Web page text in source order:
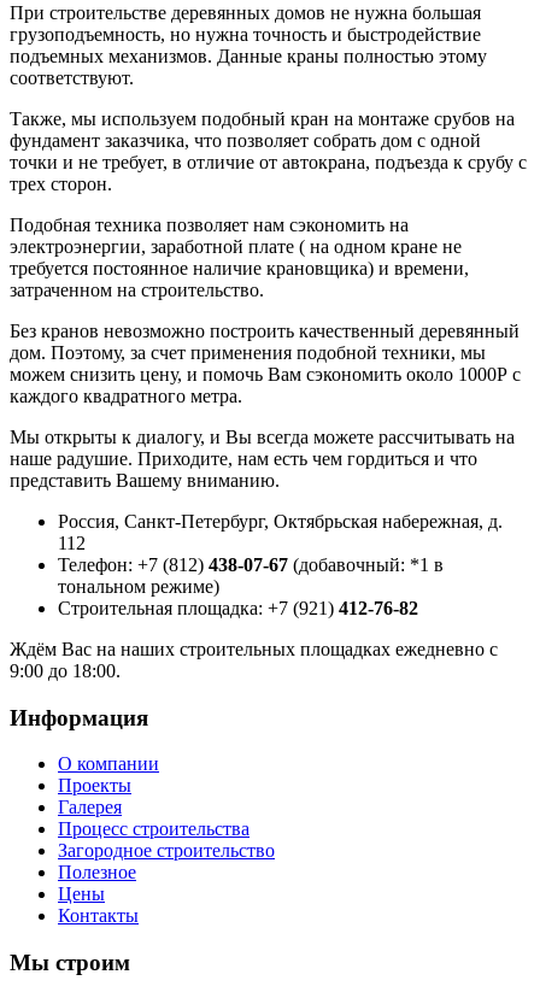
При строительстве деревянных домов не нужна большая
грузоподъемность, но нужна точность и быстродействие
подъемных механизмов. Данные краны полностью этому
соответствуют.
Также, мы используем подобный кран на монтаже срубов на
фундамент заказчика, что позволяет собрать дом с одной
точки и не требует, в отличие от автокрана, подъезда к срубу с
трех сторон.
Подобная техника позволяет нам сэкономить на
электроэнергии, заработной плате ( на одном кране не
требуется постоянное наличие крановщика) и времени,
затраченном на строительство.
Без кранов невозможно построить качественный деревянный
дом. Поэтому, за счет применения подобной техники, мы
можем снизить цену, и помочь Вам сэкономить около 1000Р с
каждого квадратного метра.
Мы открыты к диалогу, и Вы всегда можете рассчитывать на
наше радушие. Приходите, нам есть чем гордиться и что
представить Вашему вниманию.
Россия, Санкт-Петербург, Октябрьская набережная, д.
112
Телефон: +7 (812) 438-07-67 (добавочный: *1 в
тональном режиме)
Строительная площадка: +7 (921) 412-76-82
Ждём Вас на наших строительных площадках ежедневно с
9:00 до 18:00.
Информация
О компании
Проекты
Галерея
Процесс строительства
Загородное строительство
Полезное
Цены
Контакты
Мы строим